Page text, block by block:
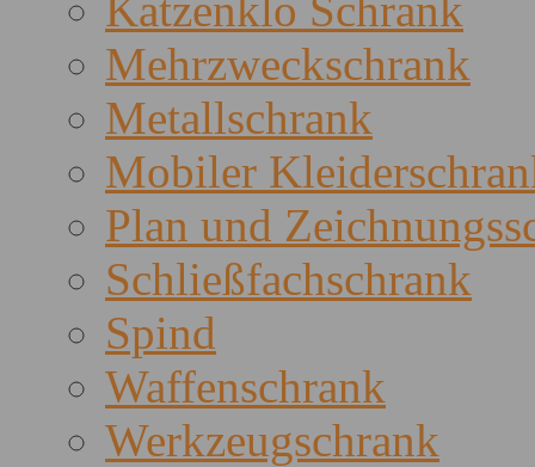
Mehrzweckschrank
Metallschrank
Mobiler
Plan und
Schließfachschrank
Spind
Waffenschrank
Werkzeugschrank